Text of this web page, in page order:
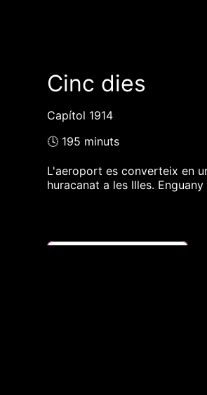
Cinc dies
Capítol 1914
🕓 195 minuts
L'aeroport es converteix en
huracanat a les Illes.